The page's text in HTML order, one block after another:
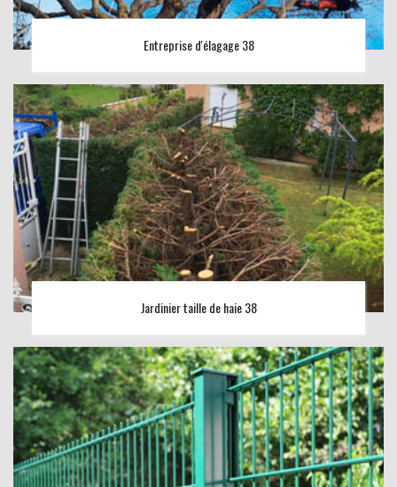
Entreprise d'élagage 38
Jardinier taille de haie 38